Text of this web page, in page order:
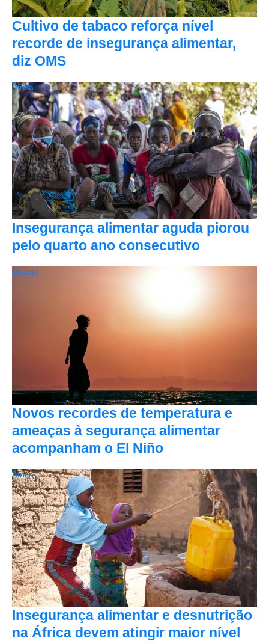
Cultivo de tabaco reforça nível
recorde de insegurança alimentar,
diz OMS
Insegurança alimentar aguda piorou
pelo quarto ano consecutivo
África
Novos recordes de temperatura e
ameaças à segurança alimentar
acompanham o El Niño
Mundo
Insegurança alimentar e desnutrição
na África devem atingir maior nível
África